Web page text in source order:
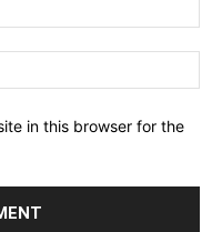
in this browser for the